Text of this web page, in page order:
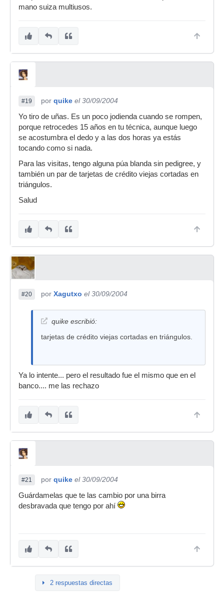
mano suiza multiusos.
#19 por quike el 30/09/2004
Yo tiro de uñas. Es un poco jodienda cuando se rompen,
porque retrocedes 15 años en tu técnica, aunque luego
se acostumbra el dedo y a las dos horas ya estás
tocando como si nada.
Para las visitas, tengo alguna púa blanda sin pedigree, y
también un par de tarjetas de crédito viejas cortadas en
triángulos.
Salud
#20 por Xagutxo el 30/09/2004
quike escribió:
tarjetas de crédito viejas cortadas en triángulos.
Ya lo intente... pero el resultado fue el mismo que en el
banco.... me las rechazo
#21 por quike el 30/09/2004
Guárdamelas que te las cambio por una birra
desbravada que tengo por ahí
2 respuestas directas